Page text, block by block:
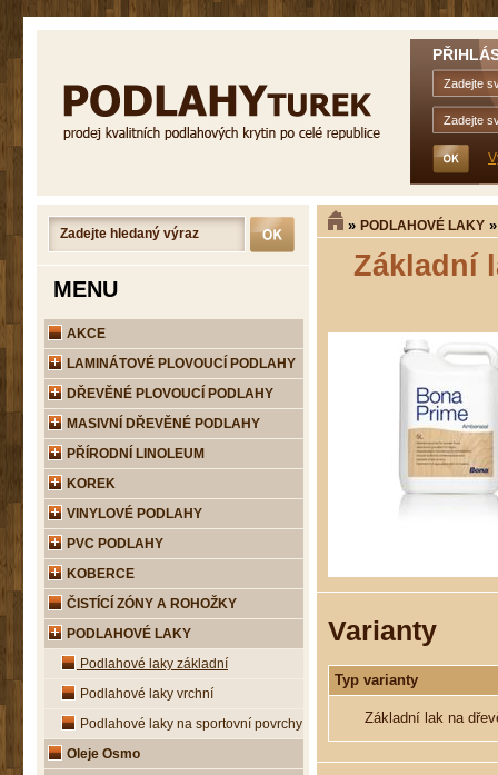
» PODLAHOVÉ LAKY
Základní
Varianty
Typ varianty
Základní lak na
MENU
AKCE
LAMINÁTOVÉ PLOVOUCÍ PODLAHY
DŘEVĚNÉ PLOVOUCÍ PODLAHY
MASIVNÍ DŘEVĚNÉ PODLAHY
PŘÍRODNÍ LINOLEUM
KOREK
VINYLOVÉ PODLAHY
PVC PODLAHY
KOBERCE
ČISTÍCÍ ZÓNY A ROHOŽKY
PODLAHOVÉ LAKY
Podlahové laky základní
Podlahové laky vrchní
Podlahové laky na sportovní povrchy
Oleje Osmo